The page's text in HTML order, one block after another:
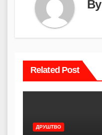
By
Related Post
ДРУШТВО